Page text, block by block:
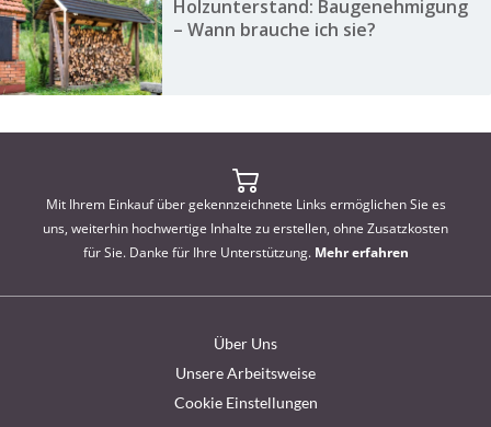
Holzunterstand: Baugenehmigung
– Wann brauche ich sie?
Mit Ihrem Einkauf über gekennzeichnete Links ermöglichen Sie es
uns, weiterhin hochwertige Inhalte zu erstellen, ohne Zusatzkosten
für Sie. Danke für Ihre Unterstützung. Mehr erfahren
Über Uns
Unsere Arbeitsweise
Cookie Einstellungen